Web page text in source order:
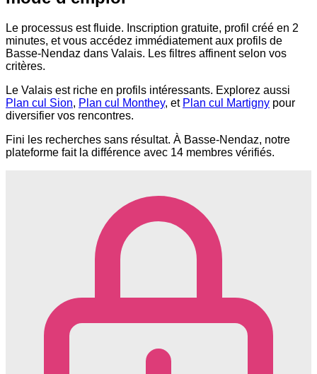
Le processus est fluide. Inscription gratuite, profil créé en 2
minutes, et vous accédez immédiatement aux profils de
Basse-Nendaz dans Valais. Les filtres affinent selon vos
critères.
Le Valais est riche en profils intéressants. Explorez aussi
Plan cul Sion, Plan cul Monthey, et Plan cul Martigny pour
diversifier vos rencontres.
Fini les recherches sans résultat. À Basse-Nendaz, notre
plateforme fait la différence avec 14 membres vérifiés.